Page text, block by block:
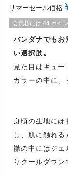
サマーセール価格
会員様には 44 ポイ
バンダナでもお
い選択肢。
見た目はキュ
カラーの中に、
身頃の生地には
し、肌に触れ
襟の中にはジェ
りクールダウン